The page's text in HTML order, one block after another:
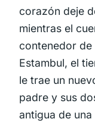
corazón deje
mientras el
contenedor de
Estambul, el
le trae un
padre y sus
antigua de